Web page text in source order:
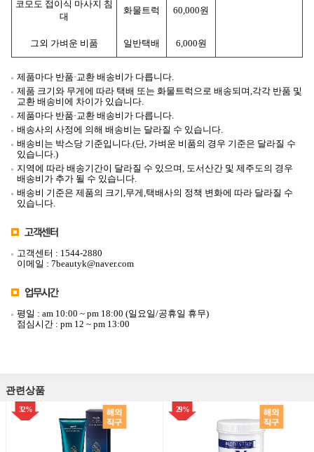
코모도 접이식 마사지 침
대
화물트럭 60,000원
그외 가벼운 비품 일반택배 6,000원
제품마다 반품·교환 배송비가 다릅니다.
제품 크기와 무게에 따라 택배 또는 화물트럭 으로 배송되며,각각 반품 및
교환 배송비에 차이가 있습니다.
제품마다 반품·교환 배송비가 다릅니다.
배송사의 사정에 의해 배송비는 달라질 수 있습니다.
배송비는 박스당 기준입니다.(단, 가벼운 비품의 경우 기준은 달라질 수
있습니다.)
지역에 따라 배송기간이 달라질 수 있으며, 도서산간 및 제주도의 경우
배송비가 추가 될 수 있습니다.
배송비 기준은 제품의 크기,무게,택배사의 정책 변화에 따라 달라질 수
있습니다.
고객센터 : 1544-2880
이메일 : 7beautyk@naver.com
평일 : am 10:00 ~ pm 18:00 (일요일/공휴일 휴무)
점심시간 : pm 12 ~ pm 13:00
관련상품
32% 29%